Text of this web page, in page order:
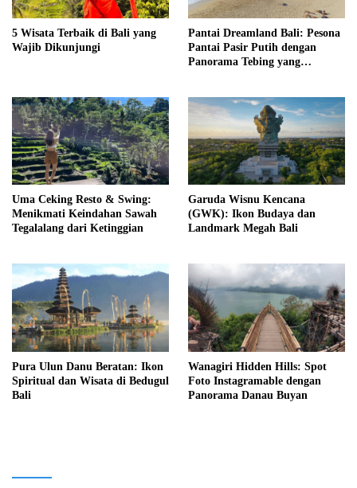
5 Wisata Terbaik di Bali yang
Wajib Dikunjungi
Pantai Dreamland Bali: Pesona
Pantai Pasir Putih dengan
Panorama Tebing yang
Uma Ceking Resto & Swing:
Menikmati Keindahan Sawah
Tegalalang dari Ketinggian
Garuda Wisnu Kencana
(GWK): Ikon Budaya dan
Landmark Megah Bali
Pura Ulun Danu Beratan: Ikon
Spiritual dan Wisata di Bedugul
Bali
Wanagiri Hidden Hills: Spot
Foto Instagramable dengan
Panorama Danau Buyan